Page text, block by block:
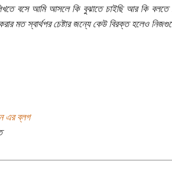
বসে আমি আসলে কি বুঝাতে চাইছি আর কি বলতে
মত স্বার্থপর চেষ্টার জন্যে কেউ বিরক্ত হলেও
এর ব্লগ